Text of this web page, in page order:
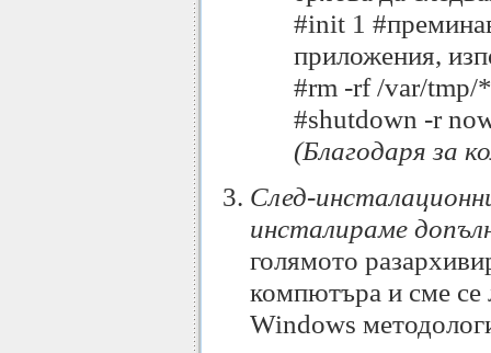
#init 1
приложения,
#rm -rf /var/tmp/
#shutdown -r
(Благодаря за
След-
инсталираме
голямото
компютъра и сме се
Windows